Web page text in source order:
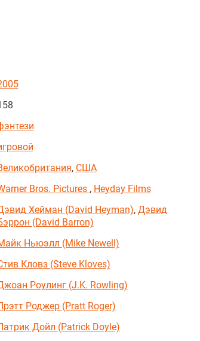
, США
Bros. Pictures , Heyday Films
Хейман (David Heyman), Дэвид
(David Barron)
Ньюэлл (Mike Newell)
Кловз (Steve Kloves)
Роулинг (J.K. Rowling)
Роджер (Pratt Roger)
Дойл (Patrick Doyle)